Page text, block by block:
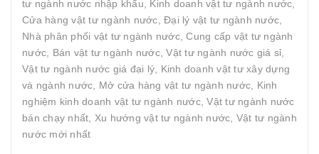
tư ngành nước nhập khẩu, Kinh doanh vật tư ngành nước,
Cửa hàng vật tư ngành nước, Đại lý vật tư ngành nước,
Nhà phân phối vật tư ngành nước, Cung cấp vật tư ngành
nước, Bán vật tư ngành nước, Vật tư ngành nước giá sỉ,
Vật tư ngành nước giá đại lý, Kinh doanh vật tư xây dựng
và ngành nước, Mở cửa hàng vật tư ngành nước, Kinh
nghiệm kinh doanh vật tư ngành nước, Vật tư ngành nước
bán chạy nhất, Xu hướng vật tư ngành nước, Vật tư ngành
nước mới nhất